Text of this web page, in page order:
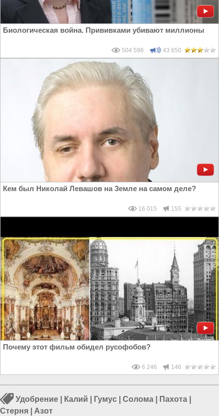
Биологическая война. Прививками убивают миллионы
504 598 43 650
Кем был Николай Левашов на Земле на самом деле?
16 015 155
Почему этот фильм обидел русофобов?
6 246 146
Удобрение Калий Гумус Солома Пахота
Стерня
Азот